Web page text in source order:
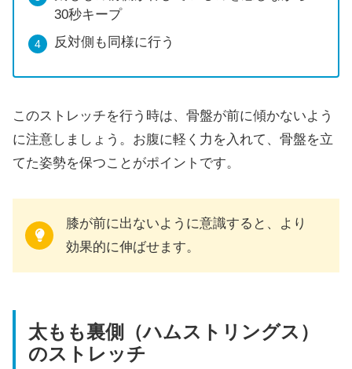
30秒キープ
反対側も同様に行う
このストレッチを行う時は、骨盤が前に傾かないよう
に注意しましょう。お腹に軽く力を入れて、骨盤を立
てた姿勢を保つことがポイントです。
膝が前に出ないように意識すると、より
効果的に伸ばせます。
太もも裏側（ハムストリングス）
のストレッチ